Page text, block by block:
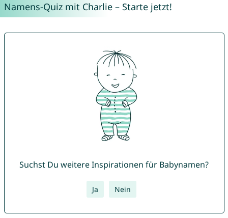
Namens-Quiz mit Charlie – Starte jetzt!
Suchst Du weitere Inspirationen für Babynamen?
Ja Nein